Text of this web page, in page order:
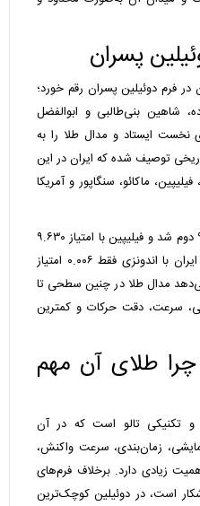
پسران
در فرم دوئیلین پسران رقم خورد؛
شاهین بنی‌طالبی و ابوالفضل
۹.۶۶۶ روی سکوی نخست ایستاد و مدال طلا را به
توصیف شده که ایران در این
ماکائو، سنگاپور و آمریکا
در این ماده، اندونزی با امتیاز ۹.۶۶۰ دوم شد و فیلیپین با امتیاز ۹.۶۳۰
در جایگاه سوم قرار گرفت. اختلاف ایران با اندونزی فقط ۰.۰۰۶ امتیاز
مدال طلا در چنین سطحی تا
سرعت، دقت حرکات و کمترین
طلای آن مهم
و تکنیکی تالو است که در آن
زمان‌بندی، سرعت واکنش،
زیادی دارد. برخلاف فرم‌های
است، در دوئیلین کوچک‌ترین